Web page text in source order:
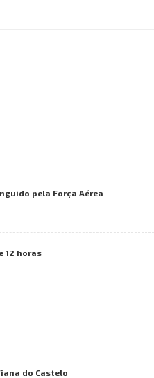
pela Força Aérea
12 horas
do Castelo